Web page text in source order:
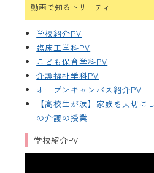
動画で知るトリニティ
学校紹介PV
臨床工学科PV
こども保育学科PV
介護福祉学科PV
オープンキャンパス紹介PV
【高校生が涙】家族を大切に
の介護の授業
学校紹介PV